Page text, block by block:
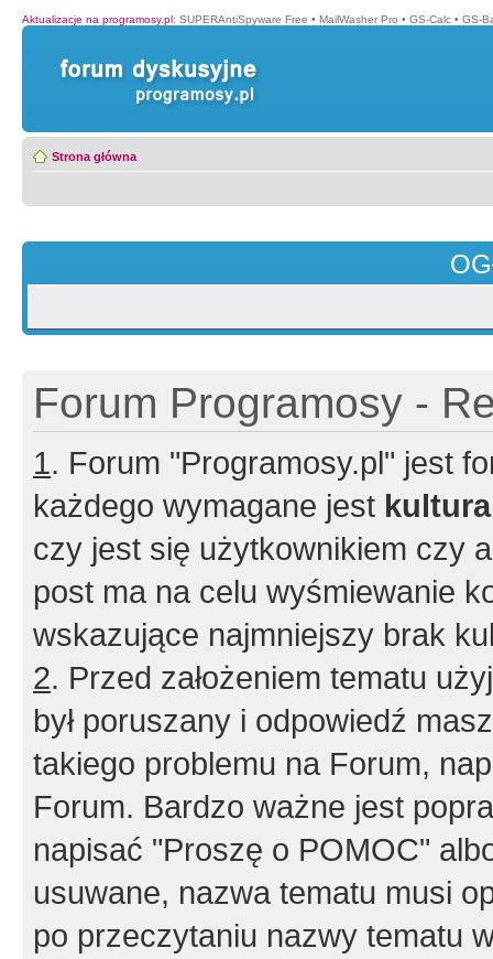
Aktualizacje na programosy.pl: SUPERAntiSpyware Free • MailWasher Pro • GS-Calc • GS-
Strona główna
Forum Programosy -
1. Forum "Programosy.pl" jest
każdego wymagane jest
czy jest się użytkownikiem czy
post ma na celu wyśmiewanie
wskazujące najmniejszy brak
2. Przed założeniem tematu
był poruszany i odpowiedź
takiego problemu na Forum,
Forum. Bardzo ważne jest
napisać "Proszę o POMOC"
usuwane, nazwa tematu musi
po przeczytaniu nazwy tematu